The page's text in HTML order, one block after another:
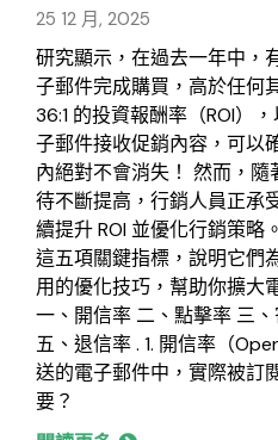
25 12 月, 2025
研究顯示，在過去一年中，
子郵件完成購買，高於任何
36:1 的投資報酬率（ROI）
子郵件接收促銷內容，可以
內絕對不會消失！ 然而，
待不斷提高，行銷人員正承
續提升 ROI 並優化行銷策略
這五項關鍵指標，說明它們
用的優化技巧，幫助你擴大
一、開信率 二、點擊率 三
五、退信率 . 1. 開信率（
送的電子郵件中，實際被訂
要？